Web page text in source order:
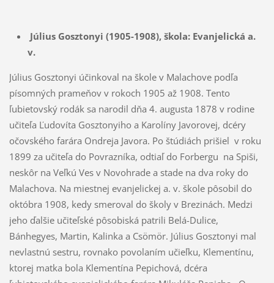
Július Gosztonyi (1905-1908), škola: Evanjelická a.
v.
Július Gosztonyi účinkoval na škole v Malachove podľa
písomných prameňov v rokoch 1905 až 1908. Tento
ľubietovský rodák sa narodil dňa 4. augusta 1878 v rodine
učiteľa Ľudovíta Gosztonyiho a Karolíny Javorovej, dcéry
očovského farára Ondreja Javora. Po štúdiách prišiel v roku
1899 za učiteľa do Povrazníka, odtiaľ do Forbergu na Spiši,
neskôr na Veľkú Ves v Novohrade a stade na dva roky do
Malachova. Na miestnej evanjelickej a. v. škole pôsobil do
októbra 1908, kedy smeroval do školy v Brezinách. Medzi
jeho ďalšie učiteľské pôsobiská patrili Belá-Dulice,
Bánhegyes, Martin, Kalinka a Csömör. Július Gosztonyi mal
nevlastnú sestru, rovnako povolaním učieľku, Klementínu,
ktorej matka bola Klementína Pepichová, dcéra